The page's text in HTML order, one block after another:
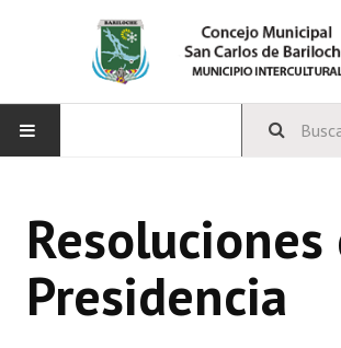
CONCEJO
Bloques Políticos
Resoluciones
Presidencia